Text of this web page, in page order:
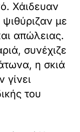
Χάιδευαν
με
απώλειας.
συνέχιζε
η σκιά
γίνει
του